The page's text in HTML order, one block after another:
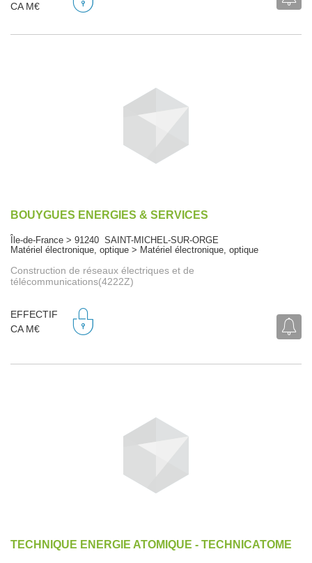
CA M€
BOUYGUES ENERGIES & SERVICES
Île-de-France > 91240 SAINT-MICHEL-SUR-ORGE
Matériel électronique, optique > Matériel électronique, optique
Construction de réseaux électriques et de
télécommunications(4222Z)
EFFECTIF
CA M€
TECHNIQUE ENERGIE ATOMIQUE - TECHNICATOME